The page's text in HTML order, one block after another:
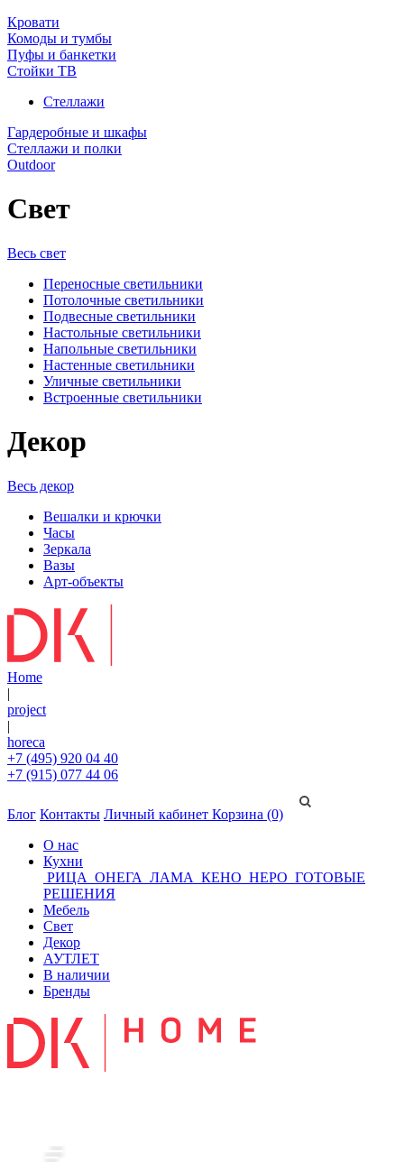
Кровати
Комоды и тумбы
Пуфы и банкетки
Стойки ТВ
Стеллажи
Гардеробные и шкафы
Стеллажи и полки
Outdoor
Свет
Весь свет
Переносные светильники
Потолочные светильники
Подвесные светильники
Настольные светильники
Напольные светильники
Настенные светильники
Уличные светильники
Встроенные светильники
Декор
Весь декор
Вешалки и крючки
Часы
Зеркала
Вазы
Арт-объекты
Home
|
project
|
horeca
+7 (495) 920 04 40
+7 (915) 077 44 06
Блог Контакты Личный кабинет Корзина (0)
О нас
Кухни
РИЦА ОНЕГА ЛАМА КЕНО НЕРО ГОТОВЫЕ
РЕШЕНИЯ
Мебель
Свет
Декор
АУТЛЕТ
В наличии
Бренды